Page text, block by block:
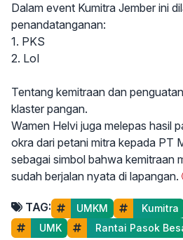
Dalam event Kumitra Jember ini
penandatanganan:
1. PKS
2. LoI
Tentang kemitraan dan
klaster pangan.
Wamen Helvi juga melepas hasil
okra dari petani mitra kepada PT
sebagai simbol bahwa kemitraan
sudah berjalan nyata di lapangan.
TAG: UMKM Kumitra
UMK
Rantai Pasok